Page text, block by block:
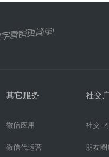
其它服务
微信应用
微信代运营
社交
社交+
朋友圈